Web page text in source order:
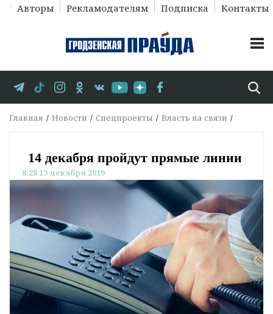
Авторы Рекламодателям Подписка Контакты
Главная Новости Спецпроекты Власть на связи
14 декабря пройдут прямые линии
8:28 13 декабря 2019